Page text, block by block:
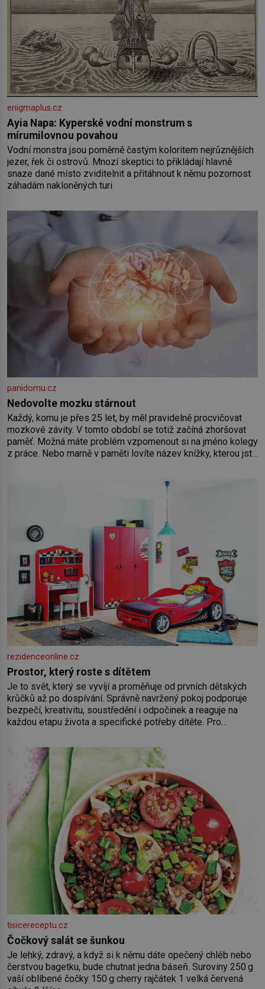
enigmaplus.cz
Ayia Napa: Kyperské vodní monstrum s
mírumilovnou povahou
Vodní monstra jsou poměrně častým koloritem nejrůznějších
jezer, řek či ostrovů. Mnozí skeptici to přikládají hlavně
snaze dané místo zviditelnit a přitáhnout k němu pozornost
záhadám nakloněných turi
panidomu.cz
Nedovolte mozku stárnout
Každý, komu je přes 25 let, by měl pravidelně procvičovat
mozkové závity. V tomto období se totiž začíná zhoršovat
paměť. Možná máte problém vzpomenout si na jméno kolegy
z práce. Nebo marně v paměti lovíte název knížky, kterou jste
rezidenceonline.cz
Prostor, který roste s dítětem
Je to svět, který se vyvíjí a proměňuje od prvních dětských
krůčků až po dospívání. Správně navržený pokoj podporuje
bezpečí, kreativitu, soustředění i odpočinek a reaguje na
každou etapu života a specifické potřeby dítěte. Pro
by pokoj miminka měl působit především klidně a útulně.
Předškolní věk je
tisicereceptu.cz
Čočkový salát se šunkou
Je lehký, zdravý, a když si k němu dáte opečený chléb nebo
čerstvou bagetku, bude chutnat jedna báseň. Suroviny 250 g
vaší oblíbené čočky 150 g cherry rajčátek 1 velká červená